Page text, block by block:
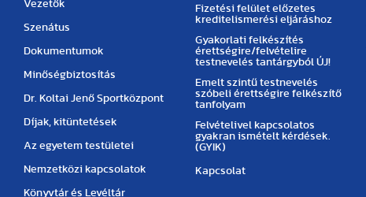
Vezetők
Szenátus
Dokumentumok
Minőségbiztosítás
Dr. Koltai Jenő Sportközpont
Díjak, kitüntetések
Az egyetem testületei
Nemzetközi kapcsolatok
Könyvtár és Levéltár
Fizetési felület előzetes
kreditelismerési eljáráshoz
Gyakorlati felkészítés
érettségire/felvételire
testnevelés tantárgyból ÚJ!
Emelt szintű testnevelés
szóbeli érettségire felkészítő
tanfolyam
Felvételivel kapcsolatos
gyakran ismételt kérdések.
(GYIK)
Kapcsolat